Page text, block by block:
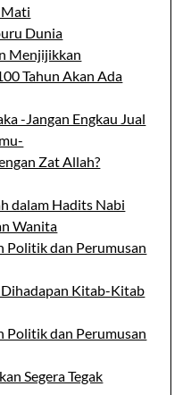
Mati
Dunia
Menjijikkan
Tahun Akan Ada
-Jangan Engkau Jual
Zat Allah?
dalam Hadits Nabi
Wanita
Politik dan Perumusan
Kitab-Kitab
Politik dan Perumusan
Segera Tegak